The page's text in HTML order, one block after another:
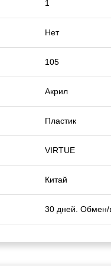
1
Нет
105
Акрил
Пластик
VIRTUE
Китай
30 дней. Обмен/